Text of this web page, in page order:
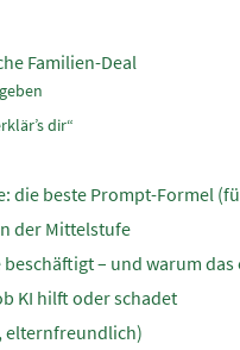
Familien-Deal
dir“
die beste Prompt-Formel
der Mittelstufe
– und warum
KI hilft oder schadet
elternfreundlich)